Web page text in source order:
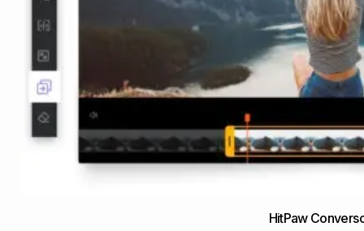
HitPaw